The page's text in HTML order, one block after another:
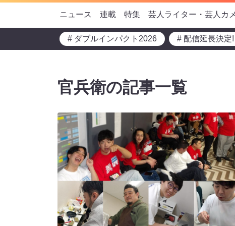
ニュース 連載 特集 芸人ライター・芸人カ
# ダブルインパクト2026 # 配信延長決定!
官兵衛の記事一覧